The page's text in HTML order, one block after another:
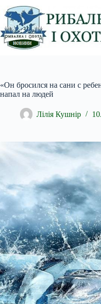
Перейти
до
вмісту
«Он бросился на сани с
напал на людей
Лілія Кушнір